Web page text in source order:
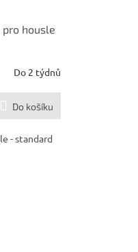
housle
Do 2 týdnů
Do košíku
- standard